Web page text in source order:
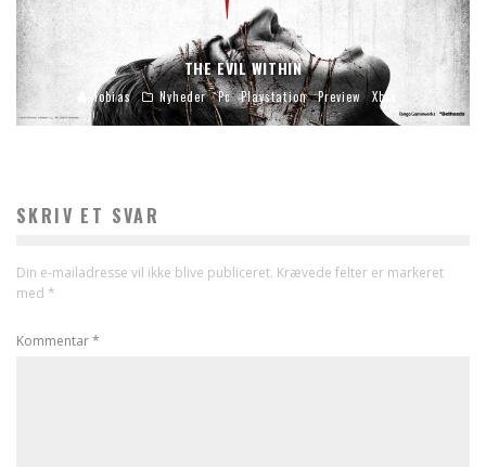
THE EVIL WITHIN
Tobias Nyheder Pc Playstation Preview Xbox
SKRIV ET SVAR
Din e-mailadresse vil ikke blive publiceret. Krævede felter er markeret
med *
Kommentar*